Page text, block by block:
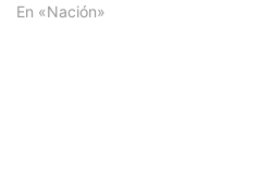
En «Nación»